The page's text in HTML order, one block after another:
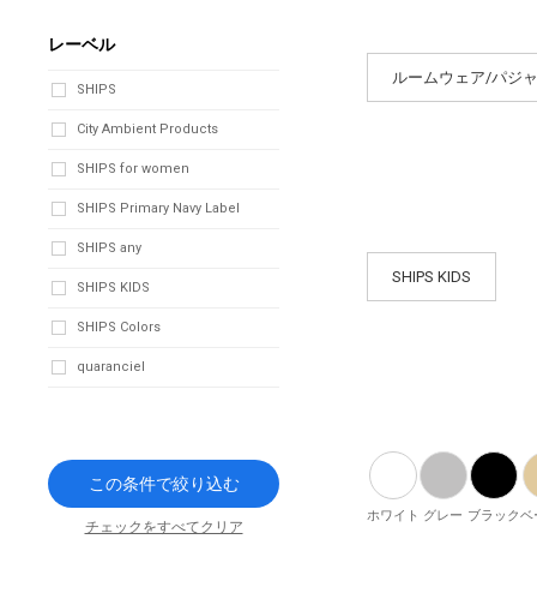
ルームウェア/パジ
SHIPS KIDS
ホワイト グレー ブラックベ
レーベル
SHIPS
City Ambient Products
SHIPS for women
SHIPS Primary Navy Label
SHIPS any
SHIPS KIDS
SHIPS Colors
quaranciel
この条件で絞り込む
チェックをすべてクリア